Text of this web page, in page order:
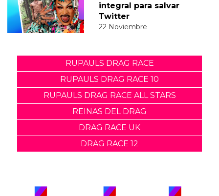
integral para salvar
Twitter
22 Noviembre
RUPAULS DRAG RACE
RUPAULS DRAG RACE 10
RUPAULS DRAG RACE ALL STARS
REINAS DEL DRAG
DRAG RACE UK
DRAG RACE 12